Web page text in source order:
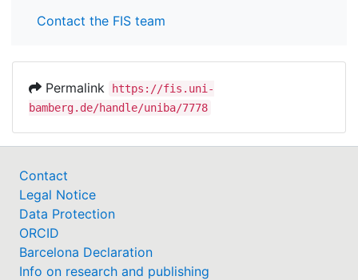
Contact the FIS team
Permalink
https://fis.uni-
bamberg.de/handle/uniba/7778
Contact
Legal Notice
Data Protection
ORCID
Barcelona Declaration
Info on research and publishing